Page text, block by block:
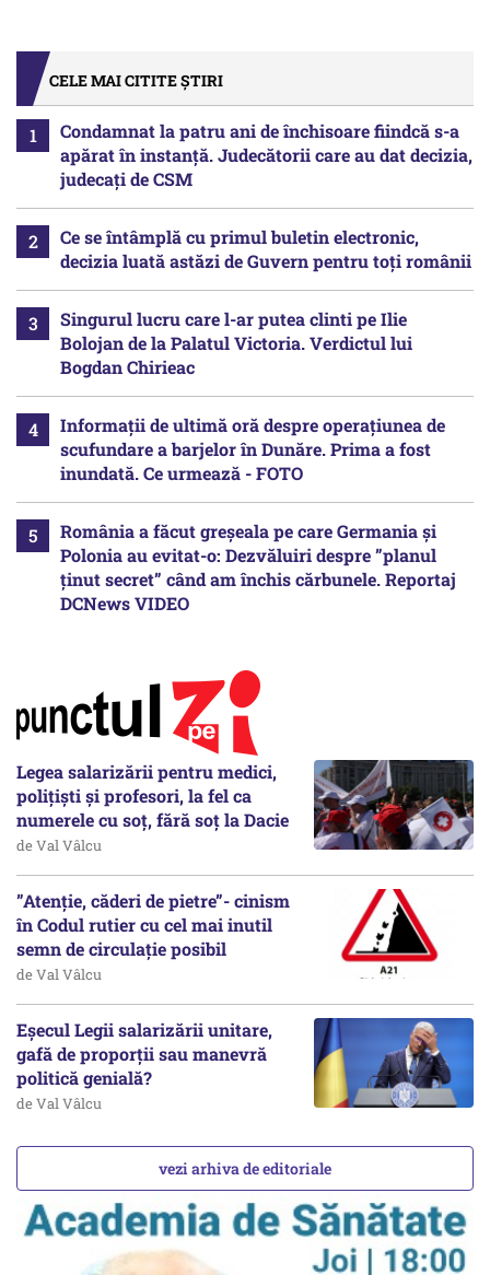
CELE MAI CITITE ȘTIRI
Condamnat la patru ani de închisoare fiindcă s-a
apărat în instanță. Judecătorii care au dat decizia,
judecați de CSM
Ce se întâmplă cu primul buletin electronic,
decizia luată astăzi de Guvern pentru toți românii
Singurul lucru care l-ar putea clinti pe Ilie
Bolojan de la Palatul Victoria. Verdictul lui
Bogdan Chirieac
Informații de ultimă oră despre operațiunea de
scufundare a barjelor în Dunăre. Prima a fost
inundată. Ce urmează - FOTO
România a făcut greșeala pe care Germania și
Polonia au evitat-o: Dezvăluiri despre ”planul
ținut secret” când am închis cărbunele. Reportaj
DCNews VIDEO
Legea salarizării pentru medici,
polițiști și profesori, la fel ca
numerele cu soț, fără soț la Dacie
de Val Vâlcu
”Atenție, căderi de pietre”- cinism
în Codul rutier cu cel mai inutil
semn de circulație posibil
de Val Vâlcu
Eșecul Legii salarizării unitare,
gafă de proporții sau manevră
politică genială?
de Val Vâlcu
vezi arhiva de editoriale